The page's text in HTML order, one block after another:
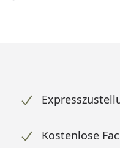
Kostenlose